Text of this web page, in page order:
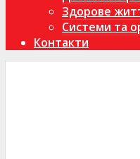
Здорове
Системи та
Контакти